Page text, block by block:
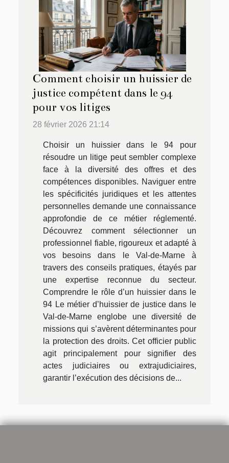
Comment choisir un huissier de
justice compétent dans le 94
pour vos litiges
28 février 2026 21:14
Choisir un huissier dans le 94 pour
résoudre un litige peut sembler complexe
face à la diversité des offres et des
compétences disponibles. Naviguer entre
les spécificités juridiques et les attentes
personnelles demande une connaissance
approfondie de ce métier réglementé.
Découvrez comment sélectionner un
professionnel fiable, rigoureux et adapté à
vos besoins dans le Val-de-Marne à
travers des conseils pratiques, étayés par
une expertise reconnue du secteur.
Comprendre le rôle d’un huissier dans le
94 Le métier d’huissier de justice dans le
Val-de-Marne englobe une diversité de
missions qui s’avèrent déterminantes pour
la protection des droits. Cet officier public
agit principalement pour signifier des
actes judiciaires ou extrajudiciaires,
garantir l’exécution des décisions de...